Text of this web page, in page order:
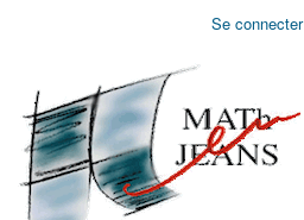
Aller
non
identifié
Se connecter